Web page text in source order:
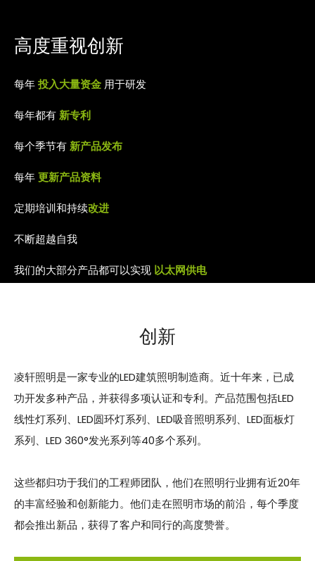
高度重视创新
每年投入大量资金 用于研发
每年都有新专利
每个季节有新产品发布
每年更新产品资料
定期培训和持续改进
不断超越自我
我们的大部分产品都可以实现 以太网供电
创新
凌轩照明是一家专业的LED建筑照明制造商。近十年来，已成
功开发多种产品，并获得多项认证和专利。产品范围包括LED
线性灯系列、LED圆环灯系列、LED吸音照明系列、LED面板灯
系列、LED 360°发光系列等40多个系列。
这些都归功于我们的工程师团队，他们在照明行业拥有近20年
的丰富经验和创新能力。他们走在照明市场的前沿，每个季度
都会推出新品，获得了客户和同行的高度赞誉。